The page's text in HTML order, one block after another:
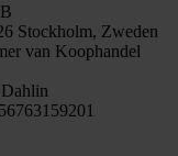
Stockholm, Zweden
van Koophandel